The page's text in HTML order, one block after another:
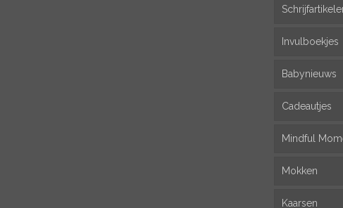
Invulboekjes
Babynieuws
Cadeautjes
Mindful
Mokken
Kaarsen